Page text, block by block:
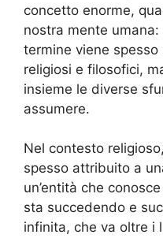
concetto enorme,
nostra mente umana:
termine viene
religiosi e filosofici,
insieme le diverse
assumere.
Nel contesto
spesso attribuito a
un’entità che
sta succedendo e
infinita, che va oltre i